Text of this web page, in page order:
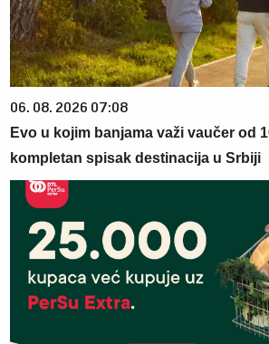
06. 08. 2026 07:08
Evo u kojim banjama važi vaučer od
kompletan spisak destinacija u Srbiji